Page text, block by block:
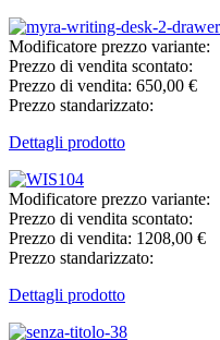
Modificatore prezzo variante:
Prezzo di vendita scontato:
Prezzo di vendita: 650,00 €
Prezzo standarizzato:
Dettagli prodotto
Modificatore prezzo variante:
Prezzo di vendita scontato:
Prezzo di vendita: 1208,00 €
Prezzo standarizzato:
Dettagli prodotto